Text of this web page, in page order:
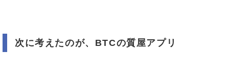
次に考えたのが、BTCの質屋アプリ